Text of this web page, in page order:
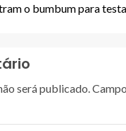
o bumbum para
será publicado.